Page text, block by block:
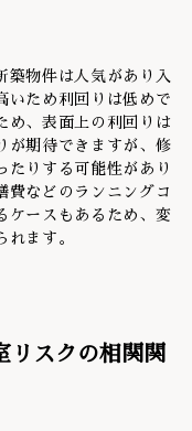
築物件は人気があり入
いため利回りは低めで
め、表面上の利回りは
が期待できますが、修
たりする可能性があり
費などのランニングコ
ケースもあるため、変
ます。
リスクの相関関